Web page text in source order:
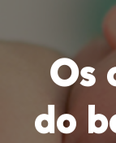
Os
do